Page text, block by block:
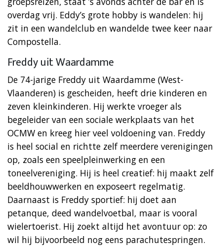
overdag vrij. Eddy’s grote hobby is wandelen: hij
zit in een wandelclub en wandelde twee keer naar
Compostella.
Freddy uit Waardamme
De 74-jarige Freddy uit Waardamme (West-
Vlaanderen) is gescheiden, heeft drie kinderen en
zeven kleinkinderen. Hij werkte vroeger als
begeleider van een sociale werkplaats van het
OCMW en kreeg hier veel voldoening van. Freddy
is heel social en richtte zelf meerdere verenigingen
op, zoals een speelpleinwerking en een
toneelvereniging. Hij is heel creatief: hij maakt zelf
beeldhouwwerken en exposeert regelmatig.
Daarnaast is Freddy sportief: hij doet aan
petanque, deed wandelvoetbal, maar is vooral
wielertoerist. Hij zoekt altijd het avontuur op: zo
wil hij bijvoorbeeld nog eens parachutespringen.